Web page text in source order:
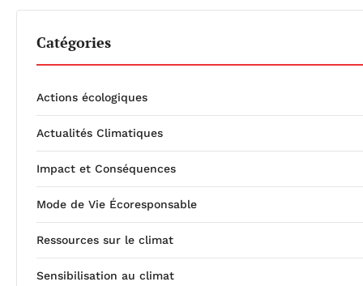
Catégories
Actions écologiques
Actualités Climatiques
Impact et Conséquences
Mode de Vie Écoresponsable
Ressources sur le climat
Sensibilisation au climat